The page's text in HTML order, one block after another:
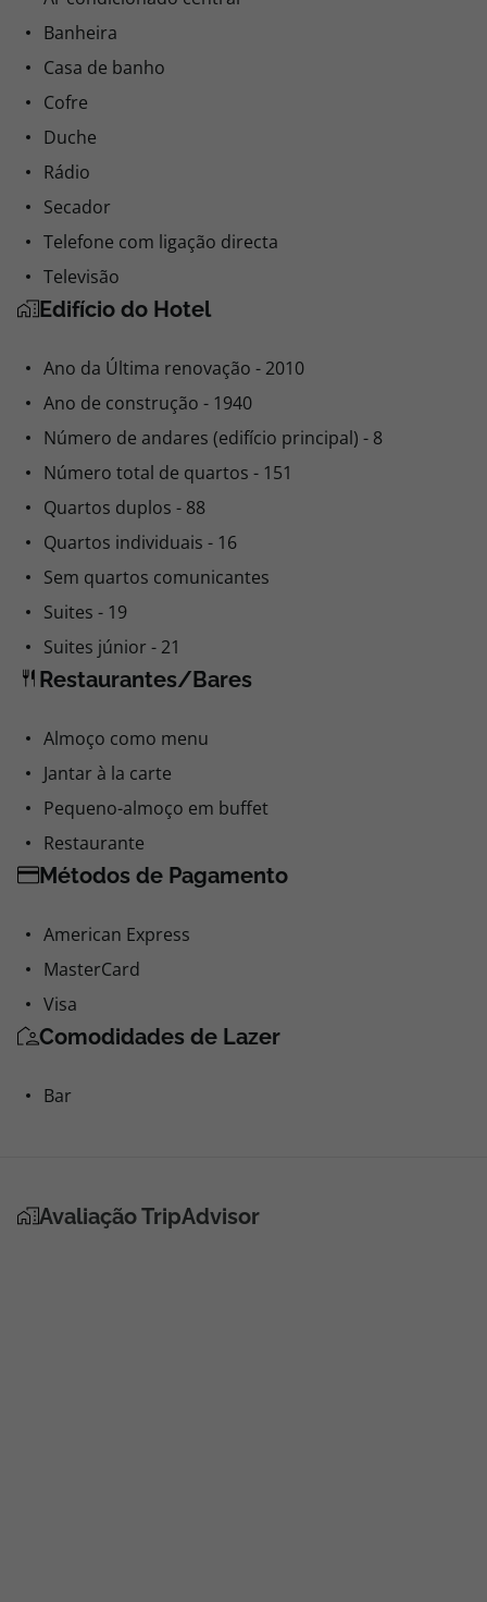
Banheira
Casa de banho
Cofre
Duche
Rádio
Secador
Telefone com ligação directa
Televisão
Edifício do Hotel
Ano da Última renovação - 2010
Ano de construção - 1940
Número de andares (edifício principal) - 8
Número total de quartos - 151
Quartos duplos - 88
Quartos individuais - 16
Sem quartos comunicantes
Suites - 19
Suites júnior - 21
Restaurantes/Bares
Almoço como menu
Jantar à la carte
Pequeno-almoço em buffet
Restaurante
Métodos de Pagamento
American Express
MasterCard
Visa
Comodidades de Lazer
Bar
Avaliação TripAdvisor